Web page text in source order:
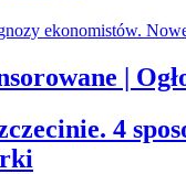
|
4